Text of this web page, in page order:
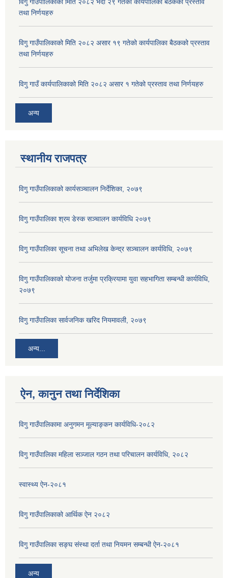
विगु गाउँपालिकाको मिति २०८२ भदौ २९ गतेको कार्यपालिका बैठकको प्रस्ताव
तथा निर्णयहरु
विगु गाउँपालिकाको मिति २०८२ असार १९ गतेको कार्यपालिका बैठकको प्रस्ताव
तथा निर्णयहरु
विगु गाउँ कार्यपालिकाको मिति २०८२ असार १ गतेको प्रस्ताव तथा निर्णयहरु
अन्य
स्थानीय राजपत्र
विगु गाउँपालिकाको कार्यसञ्‍चालन निर्देशिका, २०७९
विगु गाउँपालिका श्रम डेस्क सञ्चालन कार्यविधि २०७९
विगु गाउँपालिका सूचना तथा अभिलेख केन्द्र सञ्चालन कार्यविधि, २०७९
विगु गाउँपालिकाको योजना तर्जुमा प्रक्रियामा युवा सहभागिता सम्बन्धी कार्यविधि,
२०७९
विगु गाउँपालिका सार्वजनिक खरिद नियमावली, २०७९
अन्य...
ऐन, कानुन तथा निर्देशिका
विगु गाउँपालिकामा अनुगमन मूल्याङ्कन कार्यविधि-२०८२
विगु गाउँपालिका महिला सञ्जाल गठन तथा परिचालन कार्यविधि, २०८२
स्वास्थ्य ऐन-२०८१
विगु गाउँपालिकाको आर्थिक ऐन २०८२
विगु गाउँपालिका सङ्घ संस्था दर्ता तथा नियमन सम्बन्धी ऐन-२०८१
अन्य